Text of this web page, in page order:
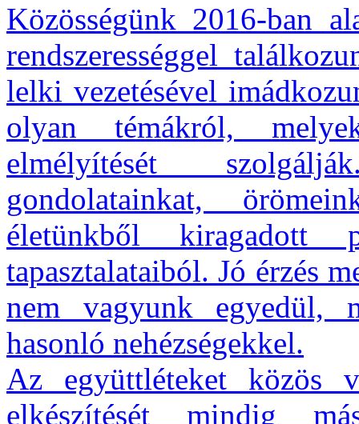
Közösségünk 2016-ban
rendszerességgel
lelki vezetésével
olyan témákról,
elmélyítését
gondolatainkat,
életünkből kiragadott
tapasztalataiból. Jó érzés
nem vagyunk egyedül,
hasonló nehézségekkel.
Az együttléteket közös
elkészítését mindig